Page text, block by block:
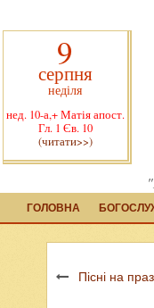
9
серпня
неділя
нед. 10-а,+ Матія апост.
Гл. 1 Єв. 10
(читати>>)
ГОЛОВНА
Пісні на